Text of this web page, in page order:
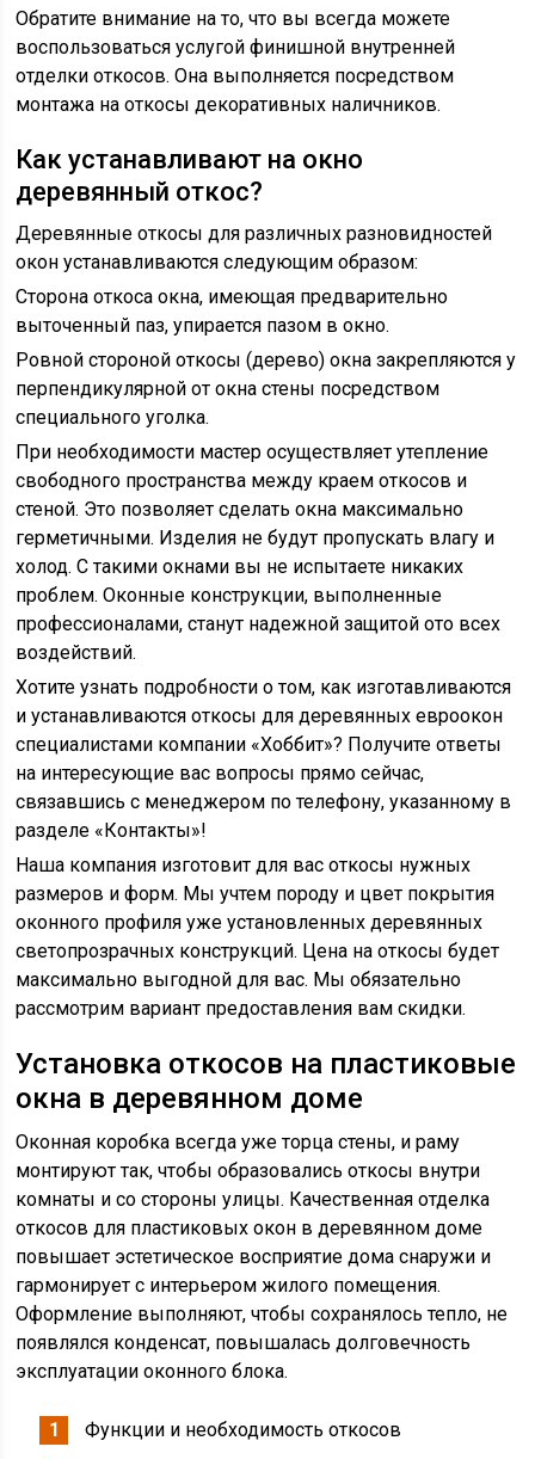
Обратите внимание на то, что вы всегда можете
воспользоваться услугой финишной внутренней
отделки откосов. Она выполняется посредством
монтажа на откосы декоративных наличников.
Как устанавливают на окно
деревянный откос?
Деревянные откосы для различных разновидностей
окон устанавливаются следующим образом:
Сторона откоса окна, имеющая предварительно
выточенный паз, упирается пазом в окно.
Ровной стороной откосы (дерево) окна закрепляются у
перпендикулярной от окна стены посредством
специального уголка.
При необходимости мастер осуществляет утепление
свободного пространства между краем откосов и
стеной. Это позволяет сделать окна максимально
герметичными. Изделия не будут пропускать влагу и
холод. С такими окнами вы не испытаете никаких
проблем. Оконные конструкции, выполненные
профессионалами, станут надежной защитой ото всех
воздействий.
Хотите узнать подробности о том, как изготавливаются
и устанавливаются откосы для деревянных евроокон
специалистами компании «Хоббит»? Получите ответы
на интересующие вас вопросы прямо сейчас,
связавшись с менеджером по телефону, указанному в
разделе «Контакты»!
Наша компания изготовит для вас откосы нужных
размеров и форм. Мы учтем породу и цвет покрытия
оконного профиля уже установленных деревянных
светопрозрачных конструкций. Цена на откосы будет
максимально выгодной для вас. Мы обязательно
рассмотрим вариант предоставления вам скидки.
Установка откосов на пластиковые
окна в деревянном доме
Оконная коробка всегда уже торца стены, и раму
монтируют так, чтобы образовались откосы внутри
комнаты и со стороны улицы. Качественная отделка
откосов для пластиковых окон в деревянном доме
повышает эстетическое восприятие дома снаружи и
гармонирует с интерьером жилого помещения.
Оформление выполняют, чтобы сохранялось тепло, не
появлялся конденсат, повышалась долговечность
эксплуатации оконного блока.
Функции и необходимость откосов